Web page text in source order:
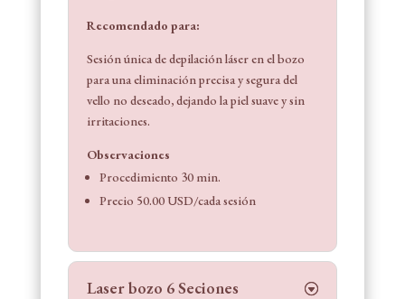
Recomendado para:
Sesión única de depilación láser en el bozo
para una eliminación precisa y segura del
vello no deseado, dejando la piel suave y sin
irritaciones.
Observaciones
Procedimiento 30 min.
Precio 50.00 USD/cada sesión
Laser bozo 6 Seciones